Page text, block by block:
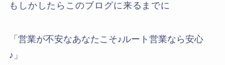
もしかしたらこのブログに来るまでに
「営業が不安なあなたこそ♪ルート営業なら安心
♪」